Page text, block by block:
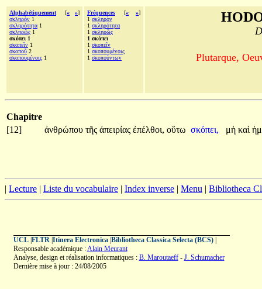
Alphabétiquement [« »]
σκληρὸν 1
σκληρότητα 1
σκληρῶς 1
σκόπει 1
σκοπεῖν 1
σκοποῦ 2
σκοπουμένοις 1
Fréquences [« »]
1 σκληρὸν
1 σκληρότητα
1 σκληρῶς
1 σκόπει
1 σκοπεῖν
1 σκοπουμένοις
1 σκοπούντων Plutarque,
Chapitre
[12]
ἀνθρώπου τῆς ἀπειρίας ἐπέλθοι, οὕτω σκόπει, μὴ καὶ
| Lecture | Liste du vocabulaire | Index inverse | Menu | Bibliotheca
UCL| FLTR| Itinera Electronica| Bibliotheca Classica Selecta (BCS)|
Responsable académique :Alain Meurant
Analyse, design et réalisation informatiques : B. Maroutaeff- J. Schumacher
Dernière mise à jour : 24/08/2005